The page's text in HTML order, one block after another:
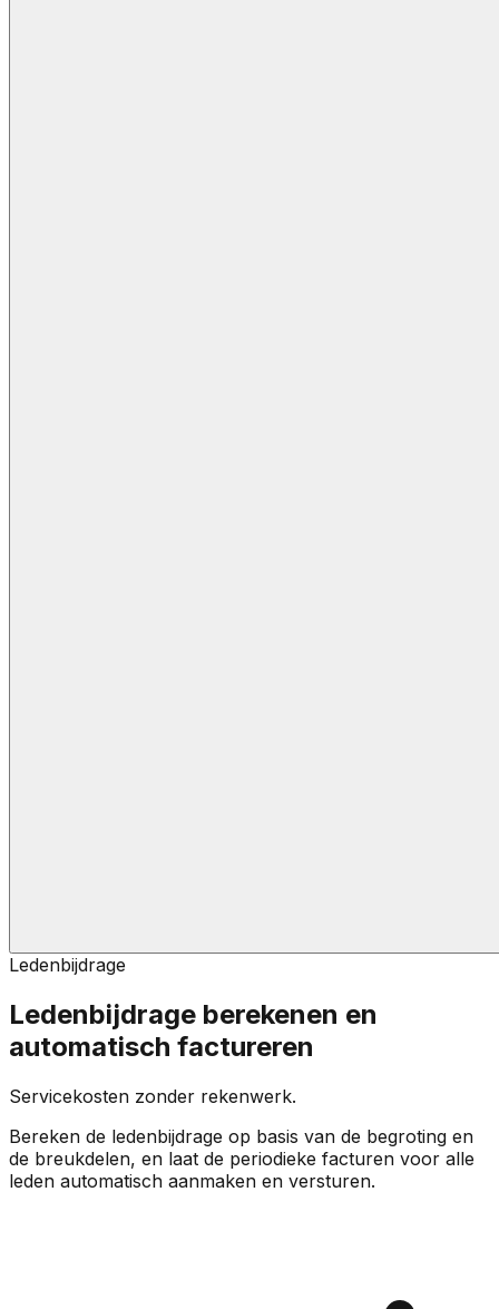
Ledenbijdrage
Ledenbijdrage berekenen en
automatisch factureren
Servicekosten zonder rekenwerk.
Bereken de ledenbijdrage op basis van de begroting en
de breukdelen, en laat de periodieke facturen voor alle
leden automatisch aanmaken en versturen.